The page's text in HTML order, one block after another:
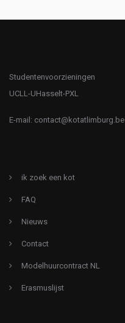
Studentenvoorzieningen
UCLL-UHasselt-PXL
E-mail: contact@kotatlimburg.be
ik zoek een kot
FAQ
Nieuws
Contact
Modelhuurcontract NL
Erasmuslijst